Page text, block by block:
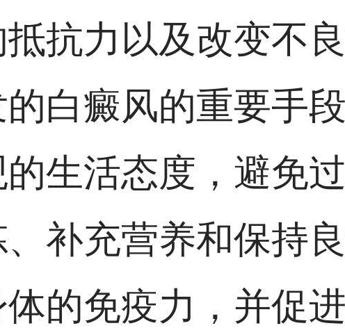
抗力以及改变不
白癜风的重要手
生活态度，避免
补充营养和保持
的免疫力，并促